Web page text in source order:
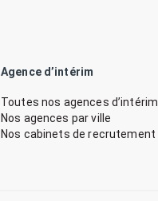
Agence d’intérim
Toutes nos agences d’intérim
Nos agences par ville
Nos cabinets de recrutement